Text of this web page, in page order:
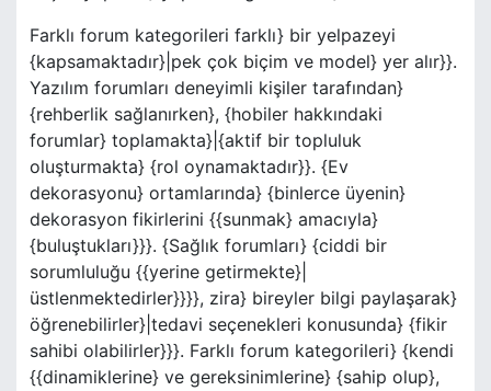
Farklı forum kategorileri farklı} bir yelpazeyi
{kapsamaktadır}|pek çok biçim ve model} yer alır}}.
Yazılım forumları deneyimli kişiler tarafından}
{rehberlik sağlanırken}, {hobiler hakkındaki
forumlar} toplamakta}|{aktif bir topluluk
oluşturmakta} {rol oynamaktadır}}. {Ev
dekorasyonu} ortamlarında} {binlerce üyenin}
dekorasyon fikirlerini {{sunmak} amacıyla}
{buluştukları}}}. {Sağlık forumları} {ciddi bir
sorumluluğu {{yerine getirmekte}|
üstlenmektedirler}}}}, zira} bireyler bilgi paylaşarak}
öğrenebilirler}|tedavi seçenekleri konusunda} {fikir
sahibi olabilirler}}}. Farklı forum kategorileri} {kendi
{{dinamiklerine} ve gereksinimlerine} {sahip olup},